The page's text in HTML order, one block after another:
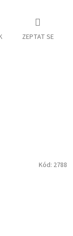
ZEPTAT SE
Kód: 2788